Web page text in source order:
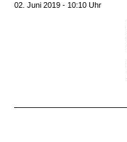
02. Juni 2019 - 10:10 Uhr